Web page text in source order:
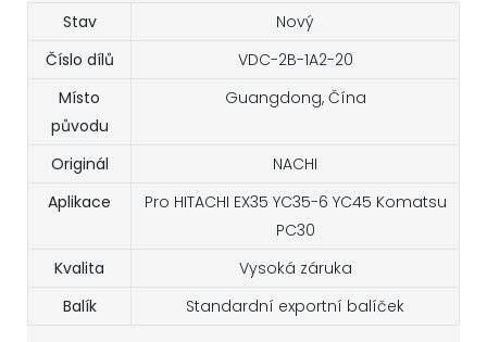
Stav
Nový
Číslo dílů
VDC-2B-1A2-20
Místo
původu
Guangdong, Čína
Originál
NACHI
Aplikace
Pro HITACHI EX35 YC35-6 YC45 Komatsu
PC30
Kvalita
Vysoká záruka
Balík
Standardní exportní balíček